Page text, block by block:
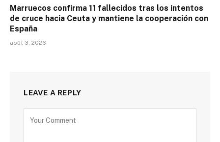
Marruecos confirma 11 fallecidos tras los intentos
de cruce hacia Ceuta y mantiene la cooperación con
España
août 3, 2026
LEAVE A REPLY